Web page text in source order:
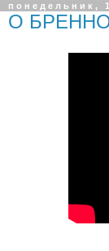
понедельник,
О